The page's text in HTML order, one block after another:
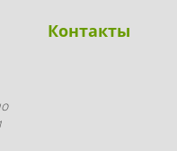
Контакты